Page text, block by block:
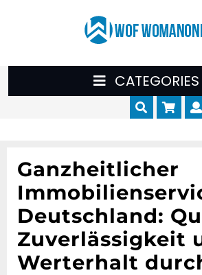
CATEGORIES
Cart
Ganzheitlicher
Deutschland:
Zuverlässigkeit
Werterhalt